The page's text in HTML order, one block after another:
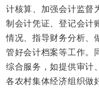
计核算、加强会计监督
制会计凭证、登记会计
情况、指导财务分析、
管好会计档案等工作。
综合服务，如提供审计
各农村集体经济组织做